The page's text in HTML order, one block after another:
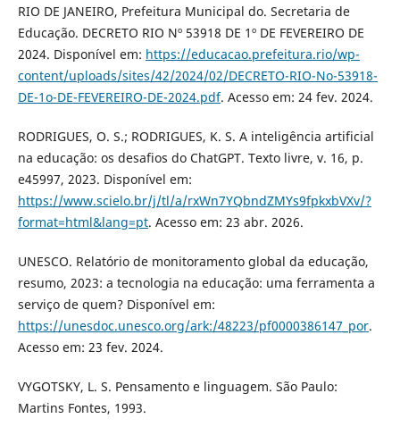
RIO DE JANEIRO, Prefeitura Municipal do. Secretaria de
Educação. DECRETO RIO Nº 53918 DE 1º DE FEVEREIRO DE
2024. Disponível em: https://educacao.prefeitura.rio/wp-
content/uploads/sites/42/2024/02/DECRETO-RIO-No-53918-
DE-1o-DE-FEVEREIRO-DE-2024.pdf. Acesso em: 24 fev. 2024.
RODRIGUES, O. S.; RODRIGUES, K. S. A inteligência artificial
na educação: os desafios do ChatGPT. Texto livre, v. 16, p.
e45997, 2023. Disponível em:
https://www.scielo.br/j/tl/a/rxWn7YQbndZMYs9fpkxbVXv/?
format=html&lang=pt. Acesso em: 23 abr. 2026.
UNESCO. Relatório de monitoramento global da educação,
resumo, 2023: a tecnologia na educação: uma ferramenta a
serviço de quem? Disponível em:
https://unesdoc.unesco.org/ark:/48223/pf0000386147_por.
Acesso em: 23 fev. 2024.
VYGOTSKY, L. S. Pensamento e linguagem. São Paulo:
Martins Fontes, 1993.